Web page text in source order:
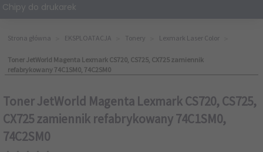
Chipy do drukarek
Strona główna EKSPLOATACJA Tonery Lexmark Laser Color
Toner JetWorld Magenta Lexmark CS720, CS725, CX725 zamiennik
refabrykowany 74C1SM0, 74C2SM0
Toner JetWorld Magenta Lexmark CS720, CS725,
CX725 zamiennik refabrykowany 74C1SM0,
74C2SM0